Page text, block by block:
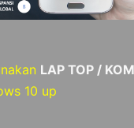
LAP TOP /
10 up